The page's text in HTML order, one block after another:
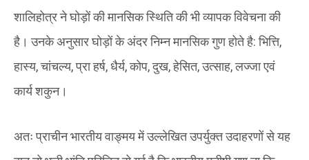
शालिहोत्र ने घोड़ों की मानसिक स्थिति की भी व्यापक विवेचना की
है। उनके अनुसार घोड़ों के अंदर निम्न मानसिक गुण होते है: भित्ति,
हास्य, चांचल्य, प्रा हर्ष, धैर्य, कोप, दुख, हेसित, उत्साह, लज्जा एवं
कार्य शकुन।
अतः प्राचीन भारतीय वाङ्मय में उल्लेखित उपर्युक्त उदाहरणों से यह